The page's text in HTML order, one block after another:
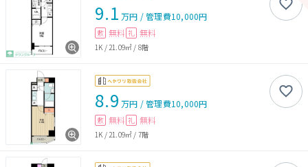
9.1 万円 /管理費10,000円
敷 無料 礼 無料
1K /21.09㎡ / 8階
8.9 万円 /管理費10,000円
敷 無料 礼 無料
1K /21.09㎡ / 7階